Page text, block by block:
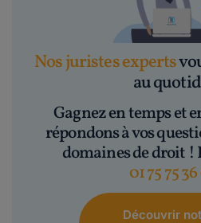
Nos juristes experts
au
Gagnez en temps et
répondons à vos
domaines de droit !
01 75 75
Découvrir